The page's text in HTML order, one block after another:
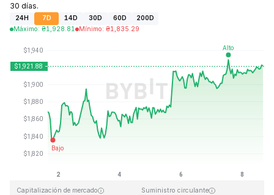
30 días.
24H 7D 14D 30D 60D
200D
Máximo: ₴1,928.81 Mínimo: ₴1,835.29
Última actualización: 2026-08-08, 16:08 GMT+0
₴0.432979
Capitalización de mercado Suministro circulante